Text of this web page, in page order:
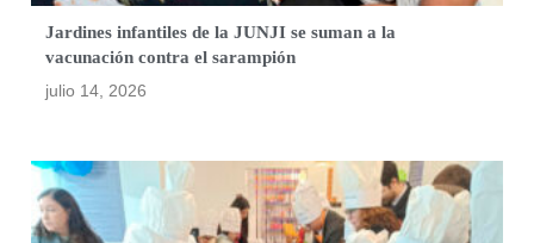
Jardines infantiles de la JUNJI se suman a la
vacunación contra el sarampión
julio 14, 2026